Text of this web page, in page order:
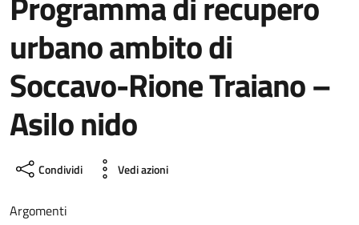
urbano ambito di
Soccavo-Rione Traiano –
Asilo nido
Condividi Vedi azioni
Argomenti